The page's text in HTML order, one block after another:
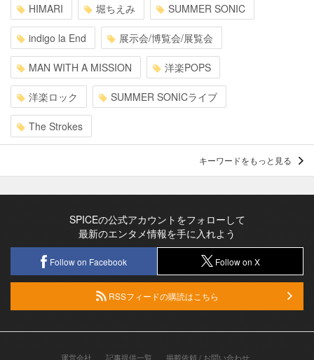
HIMARI 堀ちえみ SUMMER SONIC
indigo la End 展示会/博覧会/展覧会
MAN WITH A MISSION 洋楽POPS
洋楽ロック SUMMER SONICライブ
The Strokes
キーワードをもっと見る
SPICEの公式アカウントをフォローして
最新のエンタメ情報を手に入れよう
Follow on Facebook Follow on X
RSSフィードの購読はこちら
運営会社 記事提供一覧 掲載依頼 / お問い合わせ